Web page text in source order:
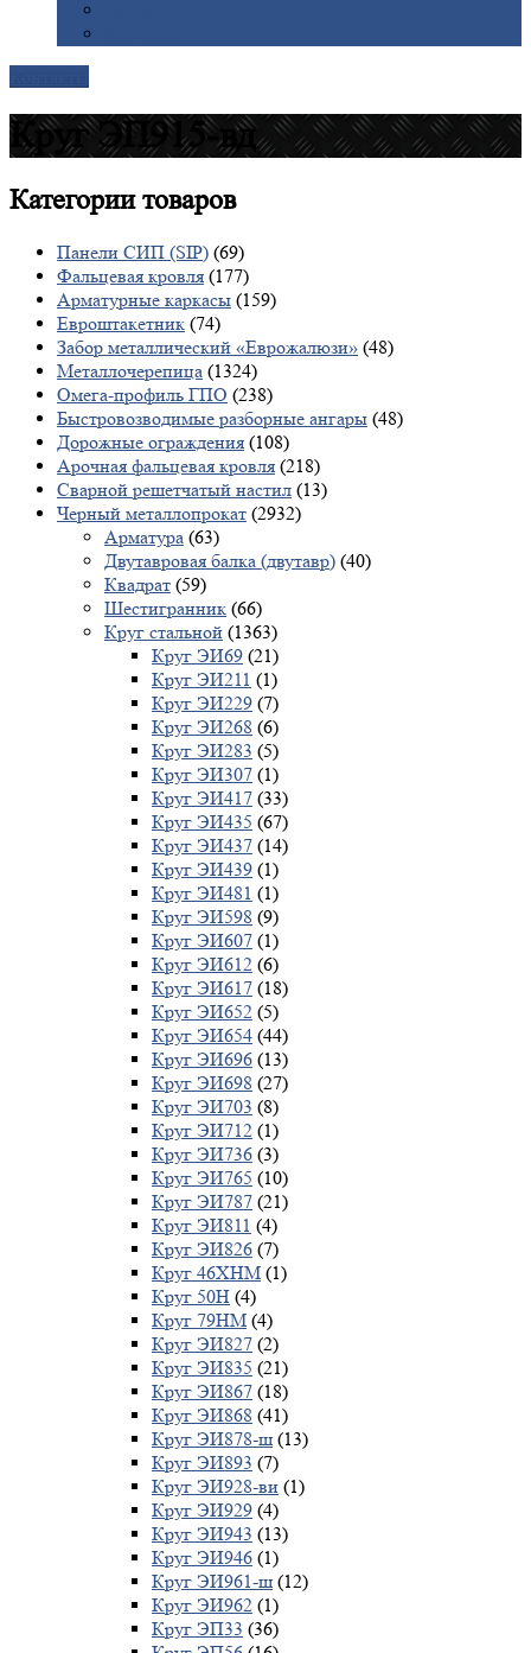
Круг ЭП915-вд
Категориитоваров
Панели СИП (SIP) (69)
Фальцевая кровля (177)
Арматурные каркасы (159)
Евроштакетник (74)
Забор металлический «Еврожалюзи» (48)
Металлочерепица (1324)
Омега-профиль ГПО (238)
Быстровозводимые разборные ангары (48)
Дорожные ограждения (108)
Арочная фальцевая кровля (218)
Сварной решетчатый настил (13)
Черный металлопрокат (2932)
Арматура (63)
Двутавровая балка (двутавр) (40)
Квадрат (59)
Шестигранник (66)
Круг стальной (1363)
Круг ЭИ69 (21)
Круг ЭИ211 (1)
Круг ЭИ229 (7)
Круг ЭИ268 (6)
Круг ЭИ283 (5)
Круг ЭИ307 (1)
Круг ЭИ417 (33)
Круг ЭИ435 (67)
Круг ЭИ437 (14)
Круг ЭИ439 (1)
Круг ЭИ481 (1)
Круг ЭИ598 (9)
Круг ЭИ607 (1)
Круг ЭИ612 (6)
Круг ЭИ617 (18)
Круг ЭИ652 (5)
Круг ЭИ654 (44)
Круг ЭИ696 (13)
Круг ЭИ698 (27)
Круг ЭИ703 (8)
Круг ЭИ712 (1)
Круг ЭИ736 (3)
Круг ЭИ765 (10)
Круг ЭИ787 (21)
Круг ЭИ811 (4)
Круг ЭИ826 (7)
Круг 46ХНМ (1)
Круг 50Н (4)
Круг 79НМ (4)
Круг ЭИ827 (2)
Круг ЭИ835 (21)
Круг ЭИ867 (18)
Круг ЭИ868 (41)
Круг ЭИ878-ш (13)
Круг ЭИ893 (7)
Круг ЭИ928-ви (1)
Круг ЭИ929 (4)
Круг ЭИ943 (13)
Круг ЭИ946 (1)
Круг ЭИ961-ш (12)
Круг ЭИ962 (1)
Круг ЭП33 (36)